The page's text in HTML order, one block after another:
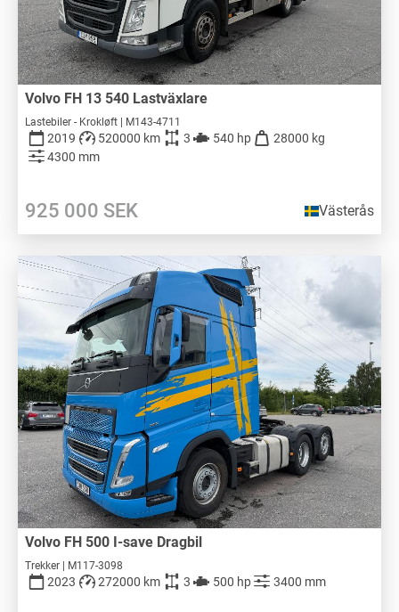
Volvo FH 13 540 Lastväxlare
Lastebiler - Krokløft | M143-4711
2019 520000 km 3 540 hp
28000 kg
4300 mm
925 000 SEK Västerås
Volvo FH 500 I-save Dragbil
Trekker | M117-3098
2023 272000 km 3 500 hp 3400 mm